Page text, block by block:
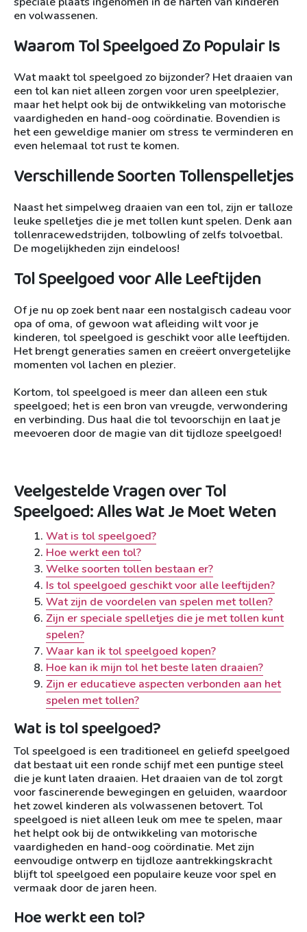
en volwassenen.
Waarom Tol Speelgoed Zo Populair Is
Wat maakt tol speelgoed zo bijzonder? Het draaien van
een tol kan niet alleen zorgen voor uren speelplezier,
maar het helpt ook bij de ontwikkeling van motorische
vaardigheden en hand-oog coördinatie. Bovendien is
het een geweldige manier om stress te verminderen en
even helemaal tot rust te komen.
Verschillende Soorten Tollenspelletjes
Naast het simpelweg draaien van een tol, zijn er talloze
leuke spelletjes die je met tollen kunt spelen. Denk aan
tollenracewedstrijden, tolbowling of zelfs tolvoetbal.
De mogelijkheden zijn eindeloos!
Tol Speelgoed voor Alle Leeftijden
Of je nu op zoek bent naar een nostalgisch cadeau voor
opa of oma, of gewoon wat afleiding wilt voor je
kinderen, tol speelgoed is geschikt voor alle leeftijden.
Het brengt generaties samen en creëert onvergetelijke
momenten vol lachen en plezier.
Kortom, tol speelgoed is meer dan alleen een stuk
speelgoed; het is een bron van vreugde, verwondering
en verbinding. Dus haal die tol tevoorschijn en laat je
meevoeren door de magie van dit tijdloze speelgoed!
Veelgestelde Vragen over Tol
Speelgoed: Alles Wat Je Moet Weten
Wat is tol speelgoed?
Hoe werkt een tol?
Welke soorten tollen bestaan er?
Is tol speelgoed geschikt voor alle leeftijden?
Wat zijn de voordelen van spelen met tollen?
Zijn er speciale spelletjes die je met tollen kunt
spelen?
Waar kan ik tol speelgoed kopen?
Hoe kan ik mijn tol het beste laten draaien?
Zijn er educatieve aspecten verbonden aan het
spelen met tollen?
Wat is tol speelgoed?
Tol speelgoed is een traditioneel en geliefd speelgoed
dat bestaat uit een ronde schijf met een puntige steel
die je kunt laten draaien. Het draaien van de tol zorgt
voor fascinerende bewegingen en geluiden, waardoor
het zowel kinderen als volwassenen betovert. Tol
speelgoed is niet alleen leuk om mee te spelen, maar
het helpt ook bij de ontwikkeling van motorische
vaardigheden en hand-oog coördinatie. Met zijn
eenvoudige ontwerp en tijdloze aantrekkingskracht
blijft tol speelgoed een populaire keuze voor spel en
vermaak door de jaren heen.
Hoe werkt een tol?